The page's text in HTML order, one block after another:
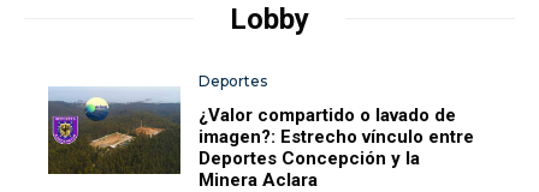
Lobby
Deportes
¿Valor compartido o lavado de
imagen?: Estrecho vínculo entre
Deportes Concepción y la
Minera Aclara